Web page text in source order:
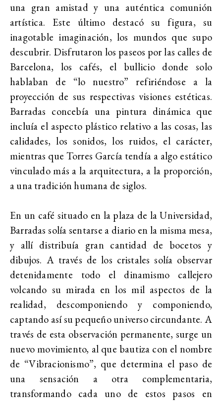
una gran amistad y una auténtica comunión
artística. Este último destacó su figura, su
inagotable imaginación, los mundos que supo
descubrir. Disfrutaron los paseos por las calles de
Barcelona, los cafés, el bullicio donde solo
hablaban de “lo nuestro” refiriéndose a la
proyección de sus respectivas visiones estéticas.
Barradas concebía una pintura dinámica que
incluía el aspecto plástico relativo a las cosas, las
calidades, los sonidos, los ruidos, el carácter,
mientras que Torres García tendía a algo estático
vinculado más a la arquitectura, a la proporción,
a una tradición humana de siglos.
En un café situado en la plaza de la Universidad,
Barradas solía sentarse a diario en la misma mesa,
y allí distribuía gran cantidad de bocetos y
dibujos. A través de los cristales solía observar
detenidamente todo el dinamismo callejero
volcando su mirada en los mil aspectos de la
realidad, descomponiendo y componiendo,
captando así su pequeño universo circundante. A
través de esta observación permanente, surge un
nuevo movimiento, al que bautiza con el nombre
de “Vibracionismo”, que determina el paso de
una sensación a otra complementaria,
transformando cada uno de estos pasos en